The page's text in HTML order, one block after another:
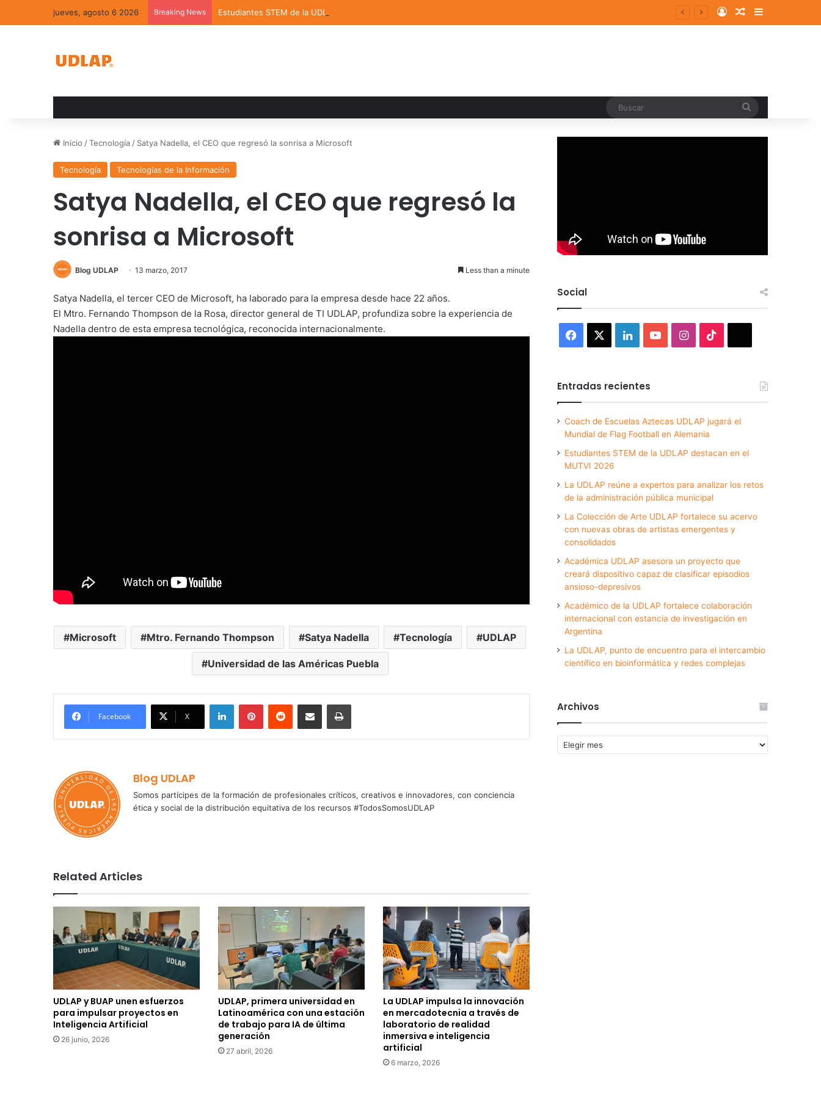
jueves, agosto 6 2026 Breaking News Estudiantes STEM de la UDLAP destacan en el MUTVI 2026 Log InRandom Article
Sidebar
Inicio /Tecnología / Satya Nadella, el CEO que regresó la sonrisa a Microsoft
Tecnología Tecnologías de la Información
Satya Nadella, el CEO que regresó la
sonrisa a Microsoft
Blog UDLAP 13 marzo, 2017 Less than a minute
Satya Nadella, el tercer CEO de Microsoft, ha laborado para la empresa desde hace 22 años.
El Mtro. Fernando Thompson de la Rosa, director general de TI UDLAP, profundiza sobre la experiencia de
Nadella dentro de esta empresa tecnológica, reconocida internacionalmente.
Microsoft Mtro. Fernando Thompson Satya Nadella Tecnología UDLAP
Universidad de las Américas Puebla
Facebook X
LinkedInPinterestReddit Share via Email Print
Blog UDLAP
Somos partícipes de la formación de profesionales críticos, creativos e innovadores, con conciencia
ética y social de la distribución equitativa de los recursos #TodosSomosUDLAP
Related Articles
UDLAP y BUAP unen esfuerzos
para impulsar proyectos en
Inteligencia Artificial
26 junio, 2026
UDLAP, primera universidad en
Latinoamérica con una estación
de trabajo para IA de última
generación
27 abril, 2026
La UDLAP impulsa la innovación
en mercadotecnia a través de
laboratorio de realidad
inmersiva e inteligencia
artificial
6 marzo, 2026
Social
Facebook LinkedInYouTubeInstagram
Entradas recientes
Coach de Escuelas Aztecas UDLAP jugará el
Mundial de Flag Football en Alemania
Estudiantes STEM de la UDLAP destacan en el
MUTVI 2026
La UDLAP reúne a expertos para analizar los retos
de la administración pública municipal
La Colección de Arte UDLAP fortalece su acervo
con nuevas obras de artistas emergentes y
consolidados
Académica UDLAP asesora un proyecto que
creará dispositivo capaz de clasificar episodios
ansioso-depresivos
Académico de la UDLAP fortalece colaboración
internacional con estancia de investigación en
Argentina
La UDLAP, punto de encuentro para el intercambio
científico en bioinformática y redes complejas
Archivos
Archivos